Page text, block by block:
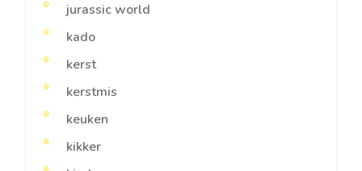
jurassic world
kado
kerst
kerstmis
keuken
kikker